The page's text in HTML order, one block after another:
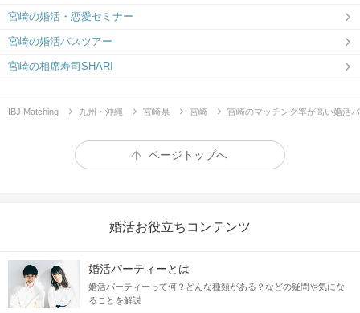
宮崎の婚活・恋愛セミナー
宮崎の婚活バスツアー
宮崎の相席寿司SHARI
IBJ Matching 九州・沖縄 宮崎県 宮崎 宮崎のマッチング率が高い婚活
ページトップへ
婚活お役立ちコンテンツ
婚活パーティーとは
婚活パーティーって何？どんな種類がある？などの疑問や気にな
ることを解説